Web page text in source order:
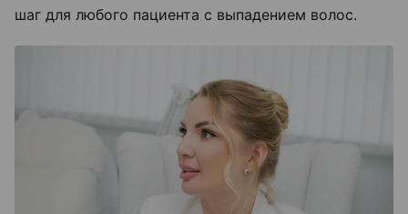
шаг для любого пациента с выпадением волос.